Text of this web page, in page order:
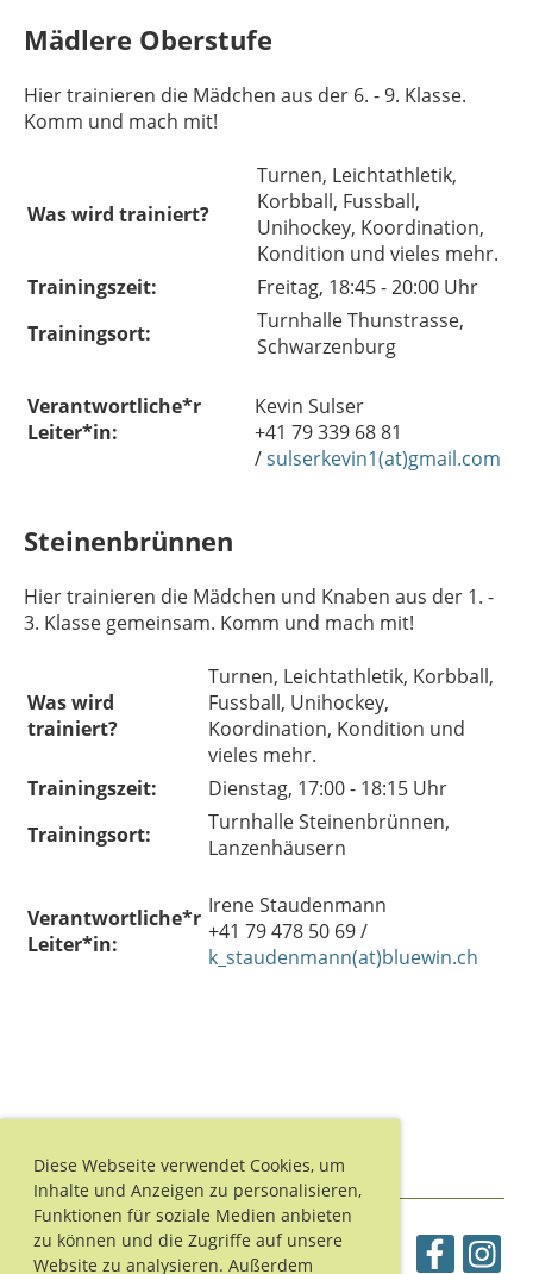
Diese Webseite verwendet Cookies, um
Inhalte und Anzeigen zu personalisieren,
Funktionen für soziale Medien anbieten
zu können und die Zugriffe auf unsere
Website zu analysieren. Außerdem
Mädlere Oberstufe
Hier trainieren die Mädchen aus der 6. - 9. Klasse.
Komm und mach mit!
Was wird trainiert?
Turnen, Leichtathletik,
Korbball, Fussball,
Unihockey, Koordination,
Kondition und vieles mehr.
Trainingszeit:
Freitag, 18:45 - 20:00 Uhr
Trainingsort:
Turnhalle Thunstrasse,
Schwarzenburg
Verantwortliche*r
Leiter*in:
Kevin Sulser
+41 79 339 68 81
/sulserkevin1(at)gmail.com
Steinenbrünnen
Hier trainieren die Mädchen und Knaben aus der 1. -
3. Klasse gemeinsam. Komm und mach mit!
Was wird
trainiert?
Turnen, Leichtathletik, Korbball,
Fussball, Unihockey,
Koordination, Kondition und
vieles mehr.
Trainingszeit:
Dienstag, 17:00 - 18:15 Uhr
Trainingsort:
Turnhalle Steinenbrünnen,
Lanzenhäusern
Verantwortliche*r
Leiter*in:
Irene Staudenmann
+41 79 478 50 69 /
k_staudenmann(at)bluewin.ch